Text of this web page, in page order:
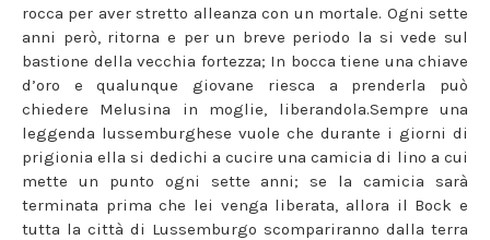
rocca per aver stretto alleanza con un mortale. Ogni sette
anni però, ritorna e per un breve periodo la si vede sul
bastione della vecchia fortezza; In bocca tiene una chiave
d’oro e qualunque giovane riesca a prenderla può
chiedere Melusina in moglie, liberandola.Sempre una
leggenda lussemburghese vuole che durante i giorni di
prigionia ella si dedichi a cucire una camicia di lino a cui
mette un punto ogni sette anni; se la camicia sarà
terminata prima che lei venga liberata, allora il Bock e
tutta la città di Lussemburgo scompariranno dalla terra